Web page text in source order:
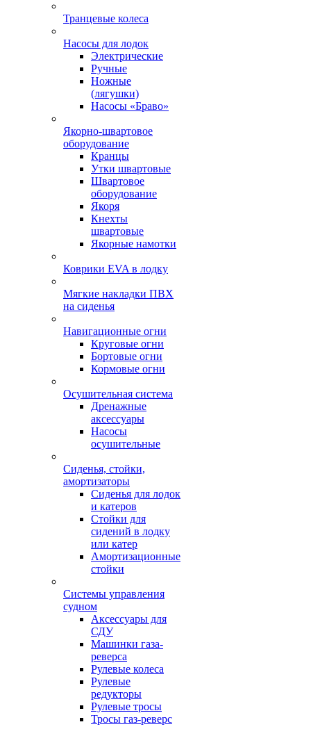
Транцевые колеса
Насосы для лодок
Электрические
Ручные
Ножные
(лягушки)
Насосы «Браво»
Якорно-швартовое
оборудование
Кранцы
Утки швартовые
Швартовое
оборудование
Якоря
Кнехты
швартовые
Якорные намотки
Коврики EVA в лодку
Мягкие накладки ПВХ
на сиденья
Навигационные огни
Круговые огни
Бортовые огни
Кормовые огни
Осушительная система
Дренажные
аксессуары
Насосы
осушительные
Сиденья, стойки,
амортизаторы
Сиденья для лодок
и катеров
Стойки для
сидений в лодку
или катер
Амортизационные
стойки
Системы управления
судном
Аксессуары для
СДУ
Машинки газа-
реверса
Рулевые колеса
Рулевые
редукторы
Рулевые тросы
Тросы газ-реверс